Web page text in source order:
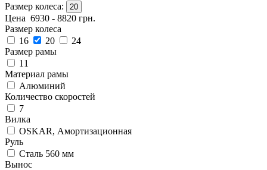
Размер колеса: 20
Цена 6930 - 8820 грн.
Размер колеса
16
20
24
Размер рамы
11
Материал рамы
Алюминий
Количество скоростей
7
Вилка
OSKAR, Амортизационная
Руль
Сталь 560 мм
Вынос